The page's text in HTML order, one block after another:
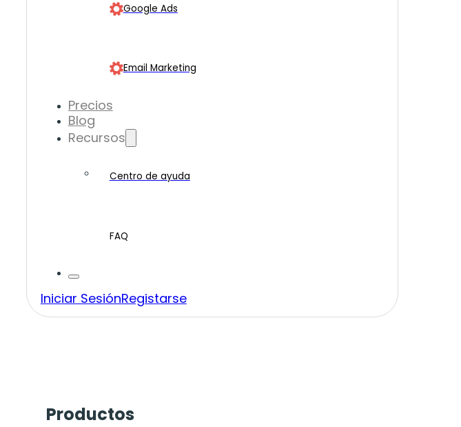
Google Ads
Email Marketing
Precios
Blog
Recursos
Centro de ayuda
FAQ
Iniciar SesiónRegistarse
Productos